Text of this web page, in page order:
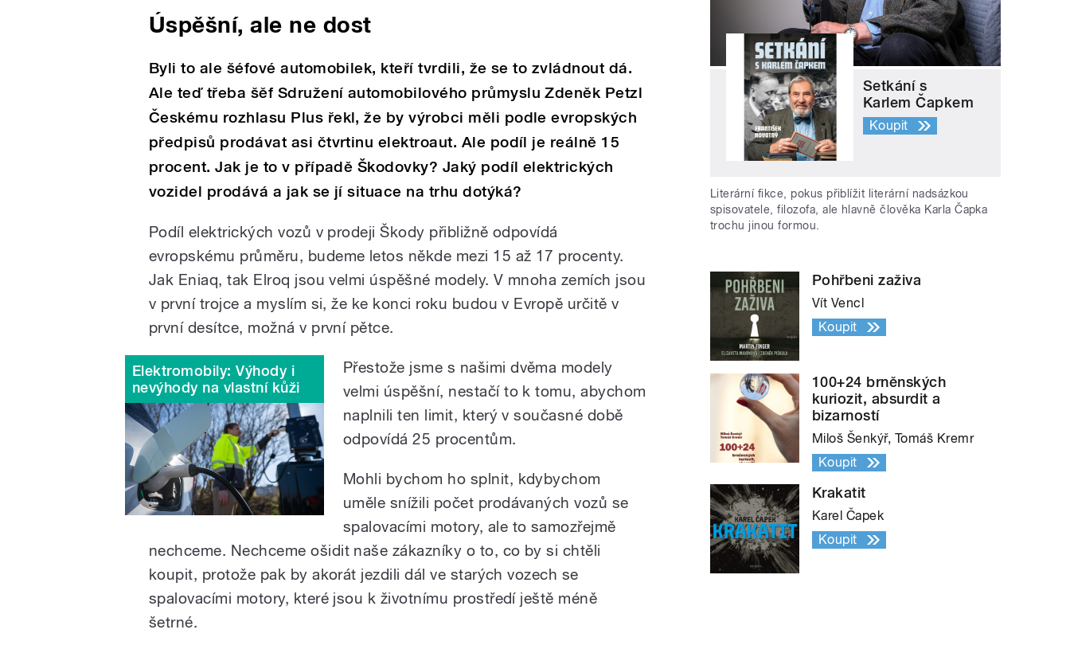
Úspěšní, ale ne dost
Byli to ale šéfové automobilek, kteří tvrdili, že se to zvládnout dá.
Ale teď třeba šěf Sdružení automobilového průmyslu Zdeněk Petzl
Českému rozhlasu Plus řekl, že by výrobci měli podle evropských
předpisů prodávat asi čtvrtinu elektroaut. Ale podíl je reálně 15
procent. Jak je to v případě Škodovky? Jaký podíl elektrických
vozidel prodává a jak se jí situace na trhu dotýká?
Podíl elektrických vozů v prodeji Škody přibližně odpovídá
evropskému průměru, budeme letos někde mezi 15 až 17 procenty.
Jak Eniaq, tak Elroq jsou velmi úspěšné modely. V mnoha zemích jsou
v první trojce a myslím si, že ke konci roku budou v Evropě určitě v
první desítce, možná v první pětce.
Elektromobily: Výhody i
nevýhody na vlastní kůži
Přestože jsme s našimi dvěma modely
velmi úspěšní, nestačí to k tomu, abychom
naplnili ten limit, který v současné době
odpovídá 25 procentům.
Mohli bychom ho splnit, kdybychom
uměle snížili počet prodávaných vozů se
spalovacími motory, ale to samozřejmě
nechceme. Nechceme ošidit naše zákazníky o to, co by si chtěli
koupit, protože pak by akorát jezdili dál ve starých vozech se
spalovacími motory, které jsou k životnímu prostředí ještě méně
šetrné.
Setkání s
Karlem Čapkem
Koupit
Literární fikce, pokus přiblížit literární nadsázkou
spisovatele, filozofa, ale hlavně člověka Karla Čapka
trochu jinou formou.
Pohřbeni zaživa
Vít Vencl
Koupit
100+24 brněnských
kuriozit, absurdit a
bizarností
Miloš Šenkýř, Tomáš Kremr
Koupit
Krakatit
Karel Čapek
Koupit